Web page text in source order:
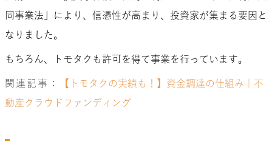
同事業法」により、信憑性が高まり、投資家が集まる要因と
なりました。
もちろん、トモタクも許可を得て事業を行っています。
関連記事：
【トモタクの実績も！】資金調達の仕組み｜不
動産クラウドファンディング